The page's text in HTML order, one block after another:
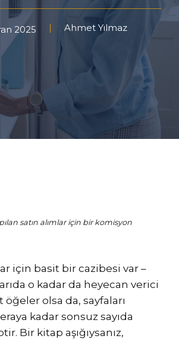
2025 Ahmet Yılmaz
satın alımlar için bir komisyon
için basit bir cazibesi var –
o kadar da heyecan verici
olsa da, sayfaları
kadar sonsuz sayıda
Bir kitap aşığıysanız,